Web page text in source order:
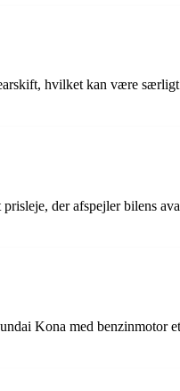
hvilket kan være
der afspejler bilens
Kona med benzinmotor